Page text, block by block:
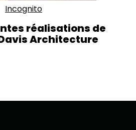
Incognito
réalisations de
Architecture